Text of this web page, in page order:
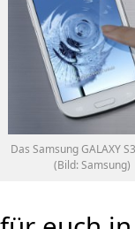
Das Samsung GALAXY
(Bild: Samsung)